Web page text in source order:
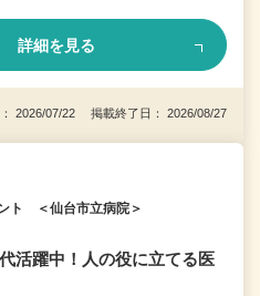
詳細を見る
2026/07/22 掲載終了日： 2026/08/27
ト ＜仙台市立病院＞
活躍中！人の役に立てる医